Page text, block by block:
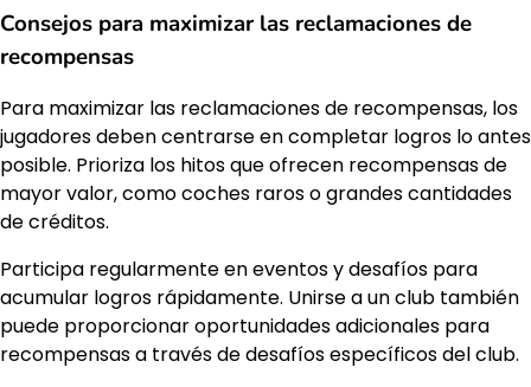
Consejos para maximizar las reclamaciones de
recompensas
Para maximizar las reclamaciones de recompensas, los
jugadores deben centrarse en completar logros lo antes
posible. Prioriza los hitos que ofrecen recompensas de
mayor valor, como coches raros o grandes cantidades
de créditos.
Participa regularmente en eventos y desafíos para
acumular logros rápidamente. Unirse a un club también
puede proporcionar oportunidades adicionales para
recompensas a través de desafíos específicos del club.